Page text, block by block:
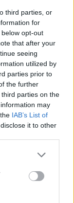
third parties, or
for
opt-out
that after your
seeing
utilized by
parties prior to
the further
parties on the
may
IAB’s List of
it to other